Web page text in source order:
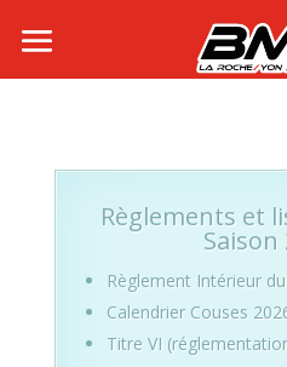
Règlements et
Saison
Règlement Intérieur
Calendrier Couses
Titre VI